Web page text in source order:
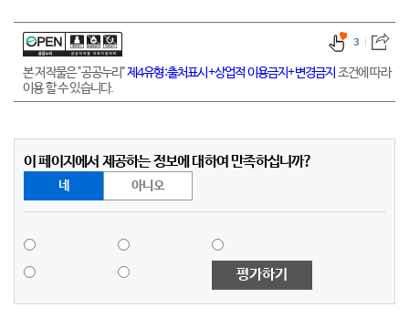
본 저작물은 "공공누리"제4유형:출처표시+상업적 이용금지+변경금지 조건에 따라
이용 할 수 있습니다.
3
이 페이지에서 제공하는 정보에 대하여 만족하십니까?
네 아니오
평가하기